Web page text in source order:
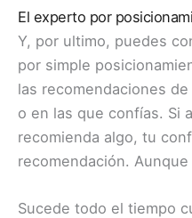
El experto por
Y, por ultimo, puedes
por simple
las recomendaciones
o en las que confías. Si
recomienda algo, tu
recomendación.
Sucede todo el tiempo